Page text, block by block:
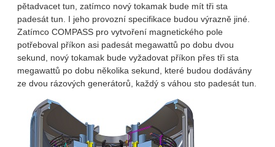
pětadvacet tun, zatímco nový tokamak bude mít tři sta
padesát tun. I jeho provozní specifikace budou výrazně jiné.
Zatímco COMPASS pro vytvoření magnetického pole
potřeboval příkon asi padesát megawattů po dobu dvou
sekund, nový tokamak bude vyžadovat příkon přes tři sta
megawattů po dobu několika sekund, které budou dodávány
ze dvou rázových generátorů, každý s váhou sto padesát tun.